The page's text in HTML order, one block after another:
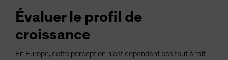
Évaluer le profil de
croissance
En Europe, cette perception n’est cependant pas tout à fait